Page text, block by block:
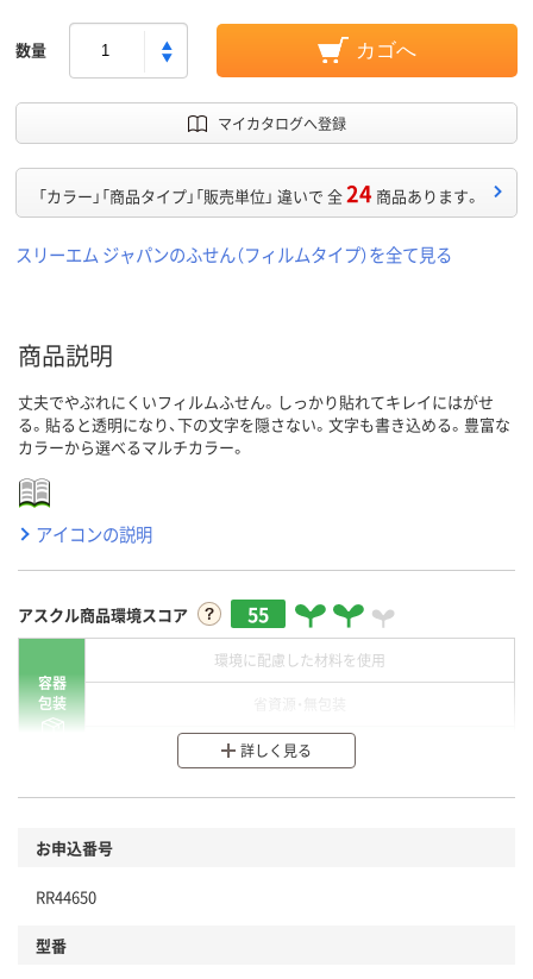
数量 カゴへ
マイカタログへ登録
「カラー」「商品タイプ」「販売単位」 違いで 全24 商品あります。
スリーエム ジャパンのふせん（フィルムタイプ）を全て見る
商品説明
丈夫でやぶれにくいフィルムふせん。しっかり貼れてキレイにはがせ
る。貼ると透明になり、下の文字を隠さない。文字も書き込める。豊富な
カラーから選べるマルチカラー。
アイコンの説明
アスクル商品環境スコア 55
容器
包装
環境に配慮した材料を使用
分別・リサイクルしやすい設計
本体
詳しく見る
お申込番号
RR44650
型番